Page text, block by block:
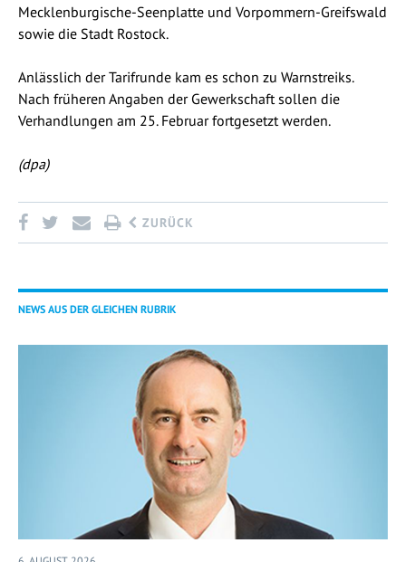
Mecklenburgische-Seenplatte und Vorpommern-Greifswald
sowie die Stadt Rostock.
Anlässlich der Tarifrunde kam es schon zu Warnstreiks.
Nach früheren Angaben der Gewerkschaft sollen die
Verhandlungen am 25. Februar fortgesetzt werden.
(dpa)
ZURÜCK
NEWS AUS DER GLEICHEN RUBRIK